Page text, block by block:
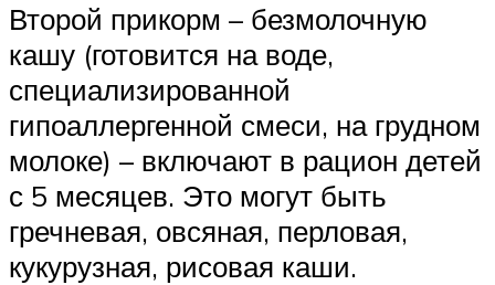
Второй прикорм – безмолочную
кашу (готовится на воде,
специализированной
гипоаллергенной смеси, на грудном
молоке) – включают в рацион детей
с 5 месяцев. Это могут быть
гречневая, овсяная, перловая,
кукурузная, рисовая каши.